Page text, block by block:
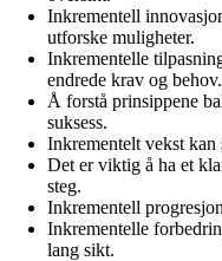
Inkrementell
utforske muligheter.
Inkrementelle
endrede krav og behov.
Å forstå prinsippene
suksess.
Inkrementelt vekst kan
Det er viktig å ha et
steg.
Inkrementell
Inkrementelle
lang sikt.